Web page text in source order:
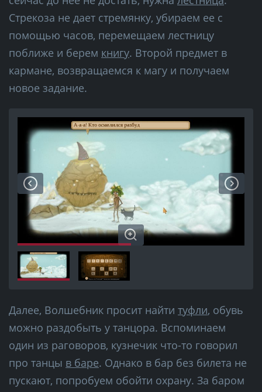
Стрекоза не дает стремянку, убираем ее с
помощью часов, перемещаем лестницу
поближе и берем книгу. Второй предмет в
кармане, возвращаемся к магу и получаем
новое задание.
Далее, Волшебник просит найти туфли, обувь
можно раздобыть у танцора. Вспоминаем
один из раговоров, кузнечик что-то говорил
про танцы в баре. Однако в бар без билета не
пускают, попробуем обойти охрану. За баром